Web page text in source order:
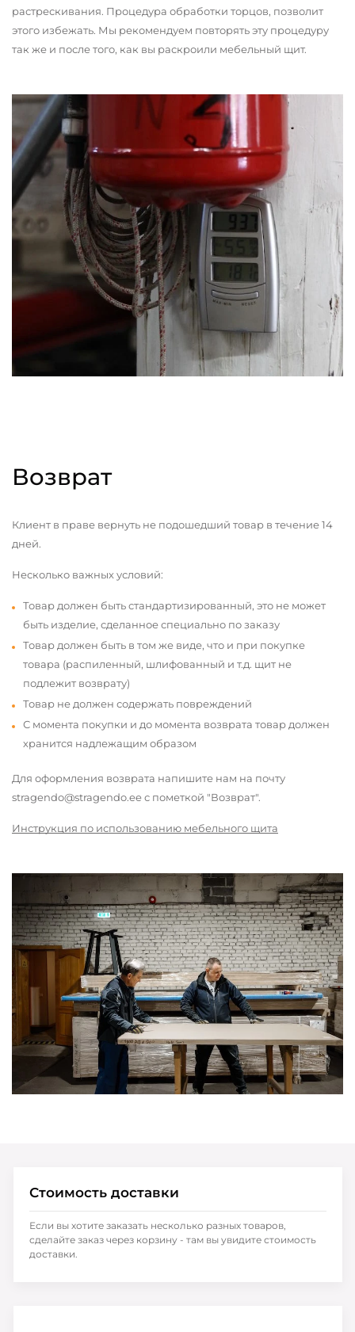
растрескивания. Процедура обработки торцов, позволит
этого избежать. Мы рекомендуем повторять эту процедуру
так же и после того, как вы раскроили мебельный щит.
Возврат
Клиент в праве вернуть не подошедший товар в течение 14
дней.
Несколько важных условий:
Товар должен быть стандартизированный, это не может
быть изделие, сделанное специально по заказу
Товар должен быть в том же виде, что и при покупке
товара (распиленный, шлифованный и т.д. щит не
подлежит возврату)
Товар не должен содержать повреждений
С момента покупки и до момента возврата товар должен
хранится надлежащим образом
Для оформления возврата напишите нам на почту
stragendo@stragendo.ee с пометкой "Возврат".
Инструкция по использованию мебельного щита
Стоимость доставки
Если вы хотите заказать несколько разных товаров,
сделайте заказ через корзину - там вы увидите стоимость
доставки.